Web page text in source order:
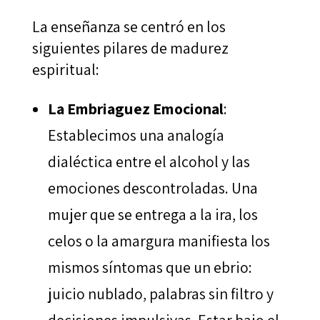
La enseñanza se centró en los
siguientes pilares de madurez
espiritual:
La Embriaguez Emocional:
Establecimos una analogía
dialéctica entre el alcohol y las
emociones descontroladas. Una
mujer que se entrega a la ira, los
celos o la amargura manifiesta los
mismos síntomas que un ebrio:
juicio nublado, palabras sin filtro y